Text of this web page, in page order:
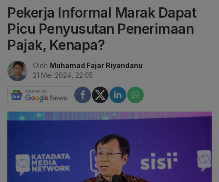
Pekerja Informal Marak Dapat
Picu Penyusutan Penerimaan
Pajak, Kenapa?
Oleh Muhamad Fajar Riyandanu
21 Mei 2024, 22:05